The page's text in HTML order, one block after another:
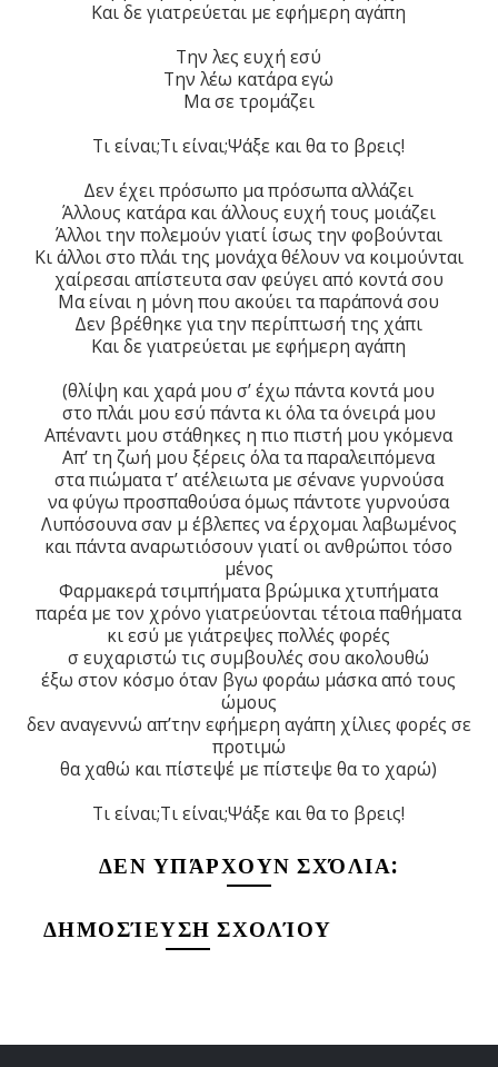
Και δε γιατρεύεται με εφήμερη αγάπη
Την λες ευχή εσύ
Την λέω κατάρα εγώ
Μα σε τρομάζει
Τι είναι;Τι είναι;Ψάξε και θα το βρεις!
Δεν έχει πρόσωπο μα πρόσωπα αλλάζει
Άλλους κατάρα και άλλους ευχή τους μοιάζει
Άλλοι την πολεμούν γιατί ίσως την φοβούνται
Κι άλλοι στο πλάι της μονάχα θέλουν να κοιμούνται
χαίρεσαι απίστευτα σαν φεύγει από κοντά σου
Μα είναι η μόνη που ακούει τα παράπονά σου
Δεν βρέθηκε για την περίπτωσή της χάπι
Και δε γιατρεύεται με εφήμερη αγάπη
(θλίψη και χαρά μου σ’ έχω πάντα κοντά μου
στο πλάι μου εσύ πάντα κι όλα τα όνειρά μου
Απέναντι μου στάθηκες η πιο πιστή μου γκόμενα
Απ’ τη ζωή μου ξέρεις όλα τα παραλειπόμενα
στα πιώματα τ’ ατέλειωτα με σένανε γυρνούσα
να φύγω προσπαθούσα όμως πάντοτε γυρνούσα
Λυπόσουνα σαν μ έβλεπες να έρχομαι λαβωμένος
και πάντα αναρωτιόσουν γιατί οι ανθρώποι τόσο
μένος
Φαρμακερά τσιμπήματα βρώμικα χτυπήματα
παρέα με τον χρόνο γιατρεύονται τέτοια παθήματα
κι εσύ με γιάτρεψες πολλές φορές
σ ευχαριστώ τις συμβουλές σου ακολουθώ
έξω στον κόσμο όταν βγω φοράω μάσκα από τους
ώμους
δεν αναγεννώ απ’την εφήμερη αγάπη χίλιες φορές σε
προτιμώ
θα χαθώ και πίστεψέ με πίστεψε θα το χαρώ)
Τι είναι;Τι είναι;Ψάξε και θα το βρεις!
ΔΕΝ ΥΠΆΡΧΟΥΝ ΣΧΌΛΙΑ:
ΔΗΜΟΣΊΕΥΣΗ ΣΧΟΛΊΟΥ